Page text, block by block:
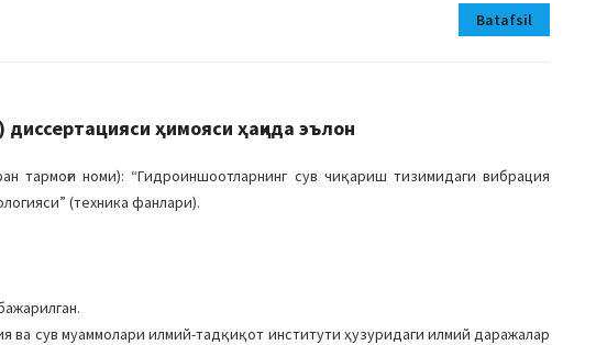
Batafsil
ҳимояси ҳақида эълон
номи): “Гидроиншоотларнинг сув чиқариш тизимидаги вибрация
(техника фанлари).
ва сув муаммолари илмий-тадқиқот институти ҳузуридаги илмий даражалар